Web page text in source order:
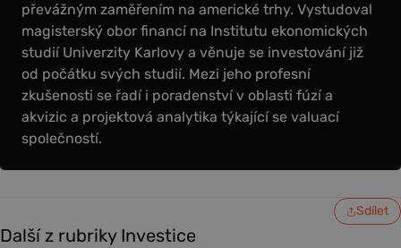
převážným zaměřením na americké trhy. Vystudoval
magisterský obor financí na Institutu ekonomických
studií Univerzity Karlovy a věnuje se investování již
od počátku svých studií. Mezi jeho profesní
zkušenosti se řadí i poradenství v oblasti fúzí a
akvizic a projektová analytika týkající se valuací
společností.
Sdílet
Další z rubriky Investice